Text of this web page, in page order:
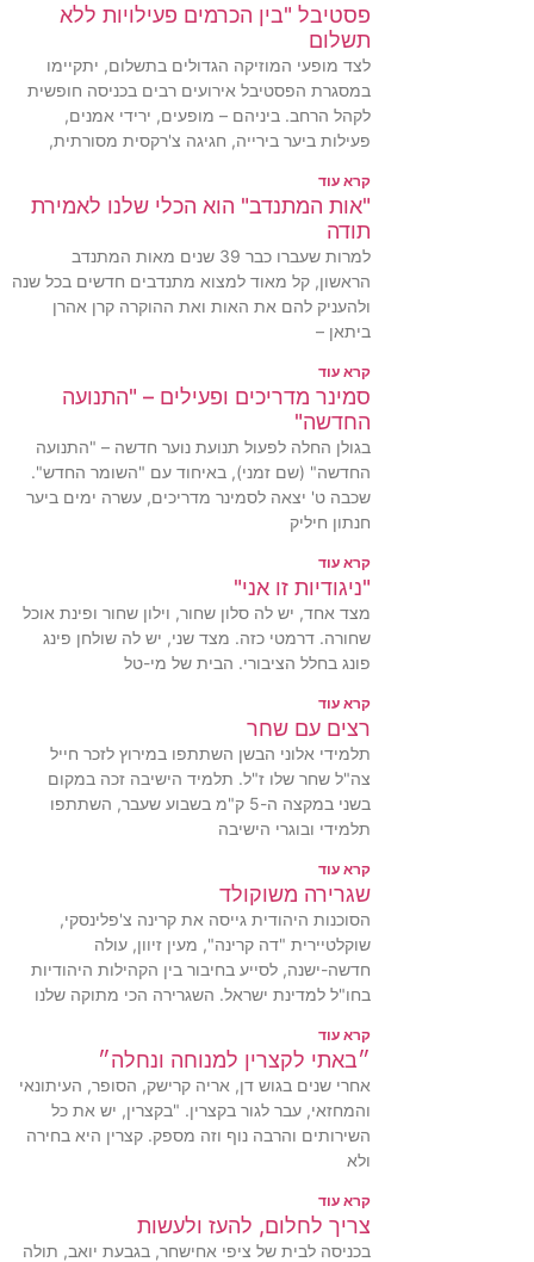
פסטיבל "בין הכרמים פעילויות ללא
תשלום
לצד מופעי המוזיקה הגדולים בתשלום, יתקיימו
במסגרת הפסטיבל אירועים רבים בכניסה חופשית
לקהל הרחב. ביניהם – מופעים, ירידי אמנים,
פעילות ביער בירייה, חגיגה צ'רקסית מסורתית,
קרא עוד
"אות המתנדב" הוא הכלי שלנו לאמירת
תודה
למרות שעברו כבר 39 שנים מאות המתנדב
הראשון, קל מאוד למצוא מתנדבים חדשים בכל שנה
ולהעניק להם את האות ואת ההוקרה קרן אהרן
ביתאן –
קרא עוד
סמינר מדריכים ופעילים – "התנועה
החדשה"
בגולן החלה לפעול תנועת נוער חדשה – "התנועה
החדשה" (שם זמני), באיחוד עם "השומר החדש".
שכבה ט' יצאה לסמינר מדריכים, עשרה ימים ביער
חנתון חיליק
קרא עוד
"ניגודיות זו אני"
מצד אחד, יש לה סלון שחור, וילון שחור ופינת אוכל
שחורה. דרמטי כזה. מצד שני, יש לה שולחן פינג
פונג בחלל הציבורי. הבית של מי-טל
קרא עוד
רצים עם שחר
תלמידי אלוני הבשן השתתפו במירוץ לזכר חייל
צה"ל שחר שלו ז"ל. תלמיד הישיבה זכה במקום
בשני במקצה ה-5 ק"מ בשבוע שעבר, השתתפו
תלמידי ובוגרי הישיבה
קרא עוד
שגרירה משוקולד
הסוכנות היהודית גייסה את קרינה צ'פלינסקי,
שוקלטיירית "דה קרינה", מעין זיוון, עולה
חדשה-ישנה, לסייע בחיבור בין הקהילות היהודיות
בחו"ל למדינת ישראל. השגרירה הכי מתוקה שלנו
קרא עוד
״באתי לקצרין למנוחה ונחלה״
אחרי שנים בגוש דן, אריה קרישק, הסופר, העיתונאי
והמחזאי, עבר לגור בקצרין. "בקצרין, יש את כל
השירותים והרבה נוף וזה מספק. קצרין היא בחירה
ולא
קרא עוד
צריך לחלום, להעז ולעשות
בכניסה לבית של ציפי אחישחר, בגבעת יואב, תולה